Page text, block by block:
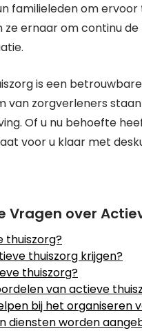
familieleden om
ze ernaar om continu
is een
van zorgverleners
Of u nu behoefte
voor u klaar met
Vragen over
thuiszorg?
thuiszorg krijgen?
thuiszorg?
van actieve
bij het organiseren
diensten worden